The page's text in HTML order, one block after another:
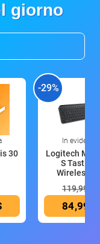
giorno
30
-29%
In evidenza
Logitech MX
S Tastiera
Wireless
119,99 €
84,99 €